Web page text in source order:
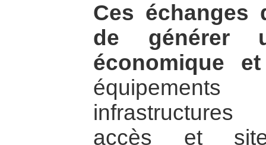
Ces échanges
de générer
économique
accès et